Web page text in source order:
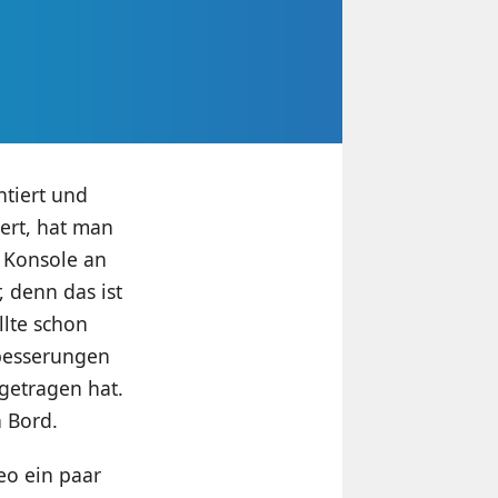
und
hat man
an
denn das ist
schon
hat.
Bord.
ein paar